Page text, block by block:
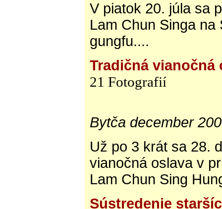
V piatok 20. júla sa
Lam Chun Singa
gungfu....
Tradičná vianočná
21 Fotografií
Bytča december
Už po 3 krát sa 28.
vianočná oslava v
Lam Chun Sing
Sústredenie